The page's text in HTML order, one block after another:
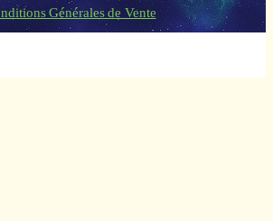
Générales de Vente